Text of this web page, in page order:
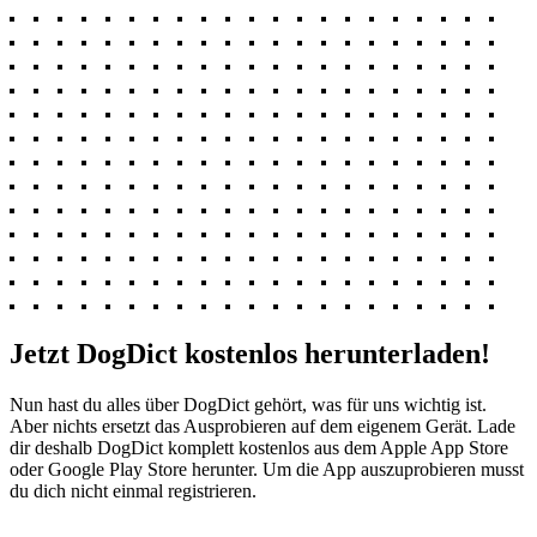
Jetzt DogDict kostenlos herunterladen!
Nun hast du alles über DogDict gehört, was für uns wichtig ist.
Aber nichts ersetzt das Ausprobieren auf dem eigenem Gerät. Lade
dir deshalb DogDict komplett kostenlos aus dem Apple App Store
oder Google Play Store herunter. Um die App auszuprobieren musst
du dich nicht einmal registrieren.